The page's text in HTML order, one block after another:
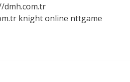
dmh.com.tr
knight online nttgame